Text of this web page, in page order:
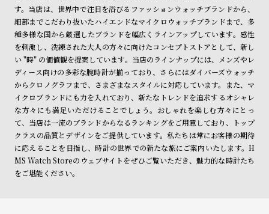
す。当店は、世界中で注目を浴びるファッションウォッチブランドから、
細部までこだわり抜いたハイエンドなマイクロウォッチブランドまで、多
種多様な国から厳選したブランドを幅広くラインアップしています。感性
を刺激し、洗練された大人の方々に向けたコンセプトストアとして、新し
い "時" の価値観を提案しています。当店のラインナップには、メンズやレ
ディース向けの多彩な腕時計が揃っており、さらにはダイバーズウォッチ
からクロノグラフまで、さまざまなスタイルに対応しています。また、マ
イクロブランドにも力を入れており、新たなトレンドを追求するオシャレ
な方々にも満足いただけることでしょう。おしゃれを楽しむ方々にとっ
て、当店は一流のブランドからなるランキングをご用意しており、トップ
クラスの品質とデザインをご提供しています。私たちは常にお客様の期待
に応えることを目指し、時計の世界での新たな旅にご案内いたします。H
MS Watch Storeのウェブサイトをぜひご覧いただき、魅力的な時計たち
をご堪能ください。